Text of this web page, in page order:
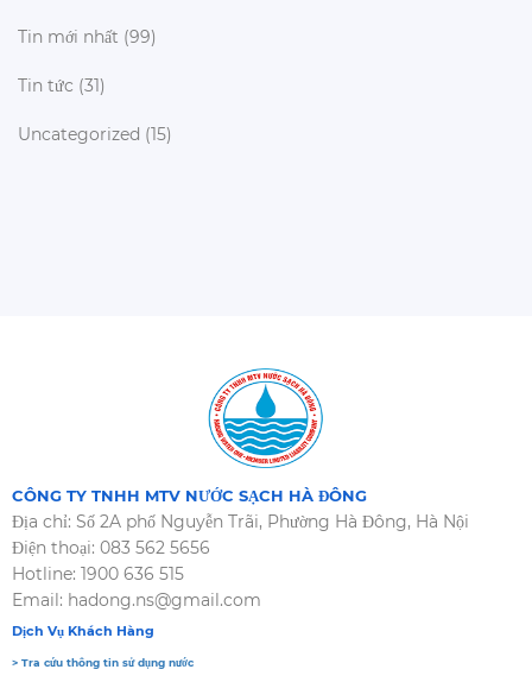
Tin mới nhất (99)
Tin tức (31)
Uncategorized (15)
CÔNG TY TNHH MTV NƯỚC SẠCH HÀ ĐÔNG
Địa chỉ: Số 2A phố Nguyễn Trãi, Phường Hà Đông, Hà Nội
Điện thoại: 083 562 5656
Hotline: 1900 636 515
Email: hadong.ns@gmail.com
Dịch Vụ Khách Hàng
> Tra cứu thông tin sử dụng nước